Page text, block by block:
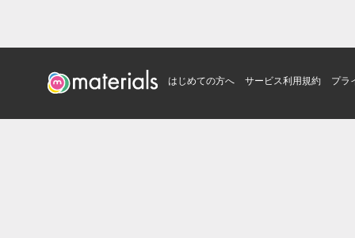
はじめての方へ サービス利用規約 プラ